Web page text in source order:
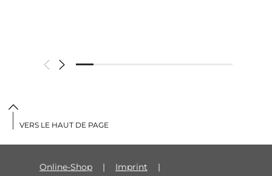
Online-Shop
Imprint
VERS LE HAUT DE PAGE